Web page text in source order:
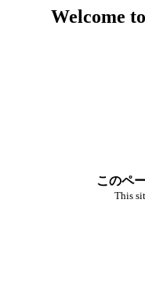
Welcome
このペ
This